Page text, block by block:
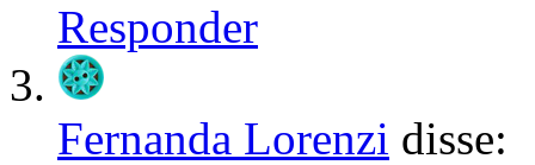
Responder
Fernanda Lorenzi disse: